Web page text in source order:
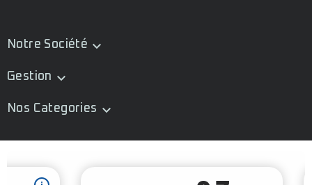
Notre Société 
Gestion 
Nos Categories 